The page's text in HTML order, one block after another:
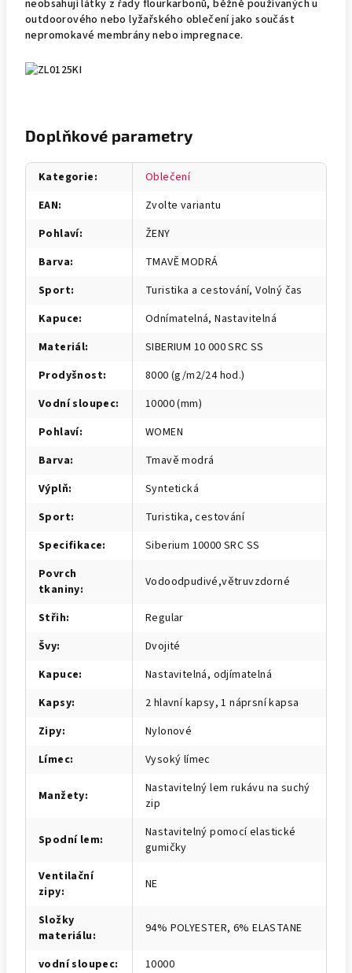
neobsahují látky z řady flourkarbonů, běžně používaných u
outdoorového nebo lyžařského oblečení jako součást
nepromokavé membrány nebo impregnace.
Doplňkové parametry
Kategorie:
Oblečení
EAN:
Zvolte variantu
Pohlaví:
ŽENY
Barva:
TMAVĚ MODRÁ
Sport:
Turistika a cestování, Volný čas
Kapuce:
Odnímatelná, Nastavitelná
Materiál:
SIBERIUM 10 000 SRC SS
Prodyšnost:
8000 (g/m2/24 hod.)
Vodní sloupec:
10000 (mm)
Pohlaví:
WOMEN
Barva:
Tmavě modrá
Výplň:
Syntetická
Sport:
Turistika, cestování
Specifikace:
Siberium 10000 SRC SS
Povrch
tkaniny: Vodoodpudivé,větruvzdorné
Střih:
Regular
Švy:
Dvojité
Kapuce:
Nastavitelná, odjímatelná
Kapsy:
2 hlavní kapsy, 1 náprsní kapsa
Zipy:
Nylonové
Límec: Vysoký límec
Manžety:
Nastavitelný lem rukávu na suchý
zip
Spodní lem:
Nastavitelný pomocí elastické
gumičky
Ventilační
zipy: NE
Složky
materiálu: 94% POLYESTER, 6% ELASTANE
vodní sloupec:
10000